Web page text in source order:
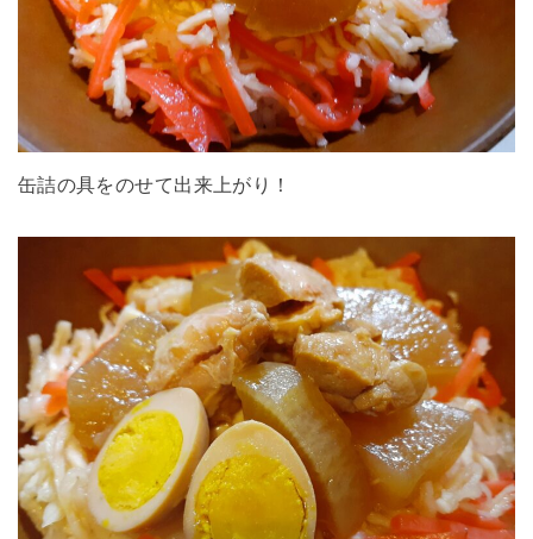
缶詰の具をのせて出来上がり！